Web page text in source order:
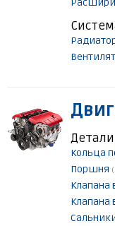
Кольца
Поршня
Клапана
Клапана